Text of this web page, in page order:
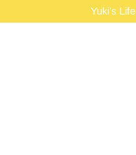
Yuki's LifeYuki's Life